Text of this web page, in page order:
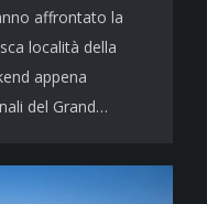
affrontato la
località della
appena
del Grand…